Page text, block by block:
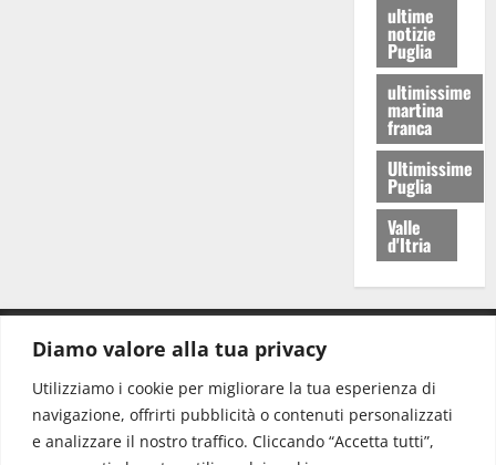
Diamo valore alla tua privacy
Utilizziamo i cookie per migliorare la tua esperienza di
navigazione, offrirti pubblicità o contenuti personalizzati
e analizzare il nostro traffico. Cliccando “Accetta tutti”,
ultime
notizie
Puglia
ultimissime
martina
franca
Ultimissime
Puglia
Valle
d'Itria
Redazione: redazione@www.martinasera.it
Direttore:direttore@www.martinasera.it